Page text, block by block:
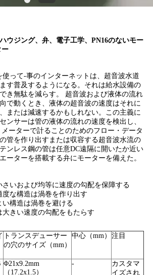
ウジング、弁、電子工学、PN16のないモー
ー
って-事のインターネットは、 超音波水道
す普及するようになる。 それは給水設備の
き無駄を減らす。 超音波および液体の流れ
で動く とき 、液体の超音波の速度はそれに
または減速するかもしれない。この主義に
ンサーは管の液体の流れの速度を検出し、
ーターで計ることのためのフロー・データ
管を作り出すまたは収容する超音波水流の
ンレス鋼の管は任意DC遠隔に開いたか近い
ーターを搭載する弁にモーターを備えた。
さいおよび均等に速度の勾配を保障する
度な構造は渦巻を作り出す
い構造は渦巻を避ける
きい速度の勾配をもたらす
トランスデューサー
の穴のサイズ（mm）
中心（mm） 注目
Φ21x9.2mm
（17.2x1.5）
-
カスタマ
イズされ